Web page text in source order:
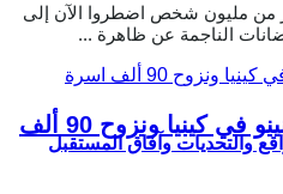
والتحديات وآفاق المستقبل
من مليون شخص اضطروا الآن إلى
الناجمة عن ظاهرة ...
120 قتيلا في فيضانات النينو في كينيا ونزوح 90 ألف